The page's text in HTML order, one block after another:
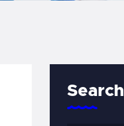
Search